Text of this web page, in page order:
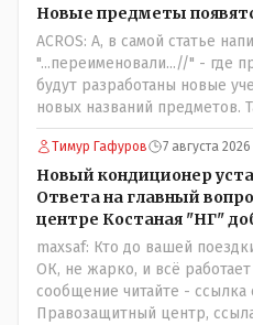
трагедии, то есть 29 июля,
воду, и новые
температурный режим на
часть - информация до
информация после
Новые предметы
ACROS: А, в самой статье
"...переименовали...//" - где
будут разработаны новые
новых названий предметов.
Хоть и переименованные)
Тимур Гафуров 7 августа 2026
Новый кондиционер
Ответа на главный
центре Костаная "НГ"
maxsaf: Кто до вашей
ОК, не жарко, и всё
сообщение читайте - ссылка
Правозащитный центр,